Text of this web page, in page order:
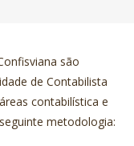
são
de Contabilista
contabilística e
metodologia: